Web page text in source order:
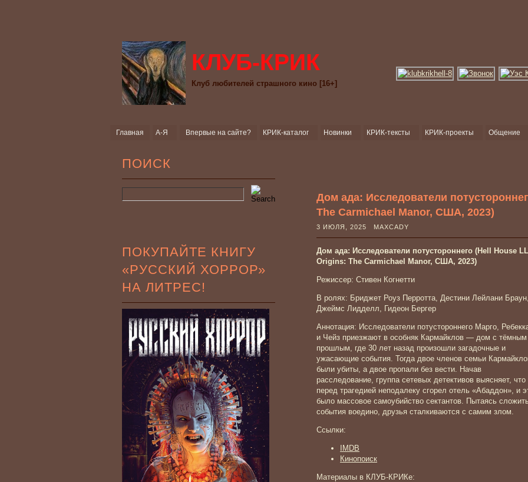
КЛУБ-КРИК
Клуб любителей страшного кино [16+]
Главная А-Я Впервые на сайте? КРИК-каталог Новинки КРИК-тексты КРИК-проекты Общение
ПОИСК
ПОКУПАЙТЕ КНИГУ
«РУССКИЙ ХОРРОР»
НА ЛИТРЕС!
Дом ада: Исследователи
The Carmichael Manor, США, 2023)
3 ИЮЛЯ, 2025 MAXCADY
Дом ада: Исследователи потустороннего (Hell House
Origins: The Carmichael Manor, США, 2023)
Режиссер: Стивен Когнетти
В ролях: Бриджет Роуз Перротта, Дестини Лейлани Браун,
Джеймс Лидделл, Гидеон Бергер
Аннотация: Исследователи потустороннего Марго,
и Чейз приезжают в особняк Кармайклов — дом с тёмным
прошлым, где 30 лет назад произошли загадочные и
ужасающие события. Тогда двое членов семьи
были убиты, а двое пропали без вести. Начав
расследование, группа сетевых детективов выясняет, что
перед трагедией неподалеку сгорел отель «Абаддон», и
было массовое самоубийство сектантов. Пытаясь сложить
события воедино, друзья сталкиваются с самим злом.
Ссылки:
IMDB
Кинопоиск
Материалы в КЛУБ-КРИКе: